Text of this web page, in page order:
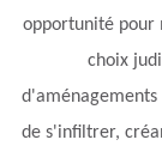
opportunité pour
choix
de s'infiltrer,